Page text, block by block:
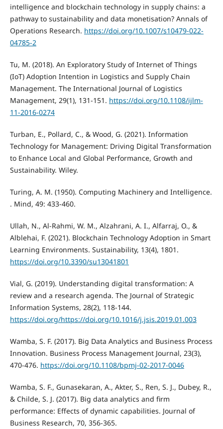
intelligence and blockchain technology in supply chains: a
pathway to sustainability and data monetisation? Annals of
Operations Research. https://doi.org/10.1007/s10479-022-
04785-2
Tu, M. (2018). An Exploratory Study of Internet of Things
(IoT) Adoption Intention in Logistics and Supply Chain
Management. The International Journal of Logistics
Management, 29(1), 131-151. https://doi.org/10.1108/ijlm-
11-2016-0274
Turban, E., Pollard, C., & Wood, G. (2021). Information
Technology for Management: Driving Digital Transformation
to Enhance Local and Global Performance, Growth and
Sustainability. Wiley.
Turing, A. M. (1950). Computing Machinery and Intelligence.
. Mind, 49: 433-460.
Ullah, N., Al-Rahmi, W. M., Alzahrani, A. I., Alfarraj, O., &
Alblehai, F. (2021). Blockchain Technology Adoption in Smart
Learning Environments. Sustainability, 13(4), 1801.
https://doi.org/10.3390/su13041801
Vial, G. (2019). Understanding digital transformation: A
review and a research agenda. The Journal of Strategic
Information Systems, 28(2), 118-144.
https://doi.org/https://doi.org/10.1016/j.jsis.2019.01.003
Wamba, S. F. (2017). Big Data Analytics and Business Process
Innovation. Business Process Management Journal, 23(3),
470-476. https://doi.org/10.1108/bpmj-02-2017-0046
Wamba, S. F., Gunasekaran, A., Akter, S., Ren, S. J., Dubey, R.,
& Childe, S. J. (2017). Big data analytics and firm
performance: Effects of dynamic capabilities. Journal of
Business Research, 70, 356-365.